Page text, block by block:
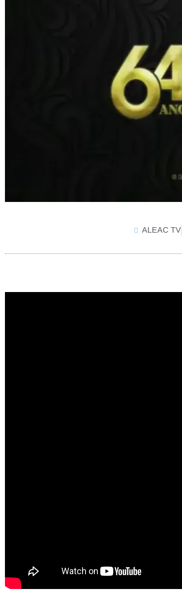
ALEAC TV